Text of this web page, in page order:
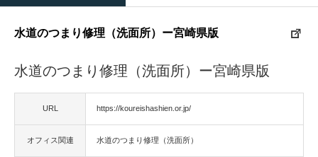
水道のつまり修理（洗面所）ー宮崎県版
水道のつまり修理（洗面所）ー宮崎県版
URL https://koureishashien.or.jp/
オフィス関連 水道のつまり修理（洗面所）
士業